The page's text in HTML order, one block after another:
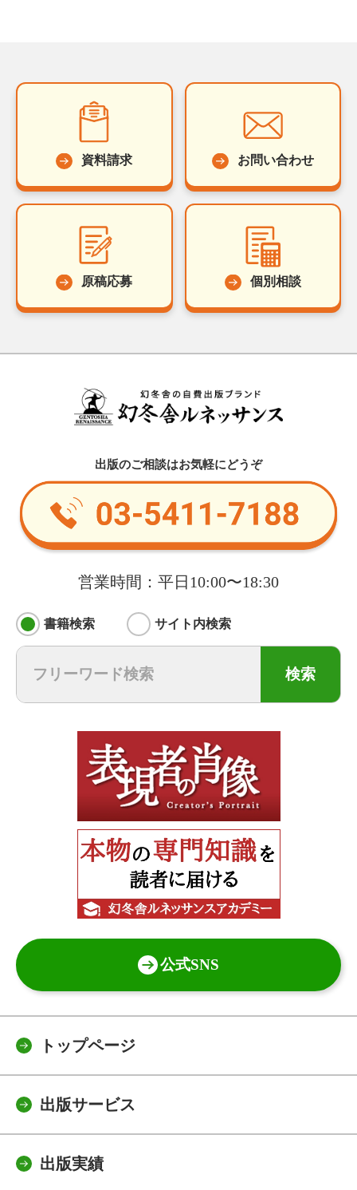
資料請求 お問い合わせ
原稿応募 個別相談
出版のご相談はお気軽にどうぞ
営業時間：平日10:00〜18:30
書籍検索 サイト内検索
検索
公式SNS
トップページ
出版サービス
出版実績